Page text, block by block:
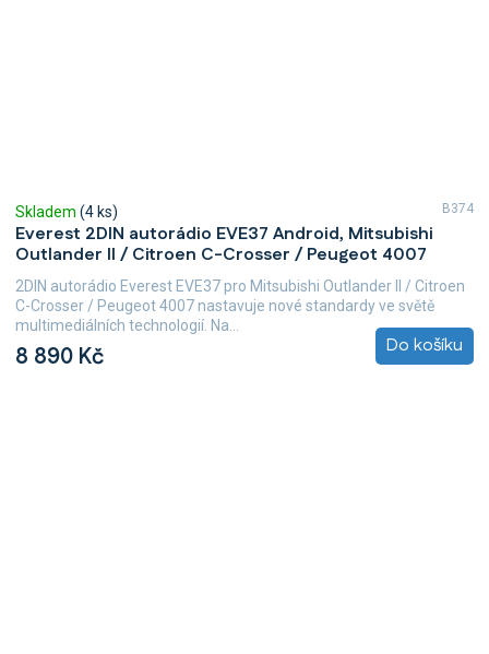
Everest 2DIN autorádio EVE37 Android, Mitsubishi
Outlander II / Citroen C-Crosser / Peugeot 4007
Skladem (4 ks)
8 890 Kč Do košíku
2DIN autorádio Everest EVE37 pro Mitsubishi Outlander II / Citroen
C-Crosser / Peugeot 4007 nastavuje nové standardy ve světě
multimediálních technologií. Na...
B374